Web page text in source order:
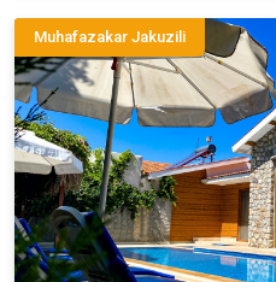
Muhafazakar Jakuzili